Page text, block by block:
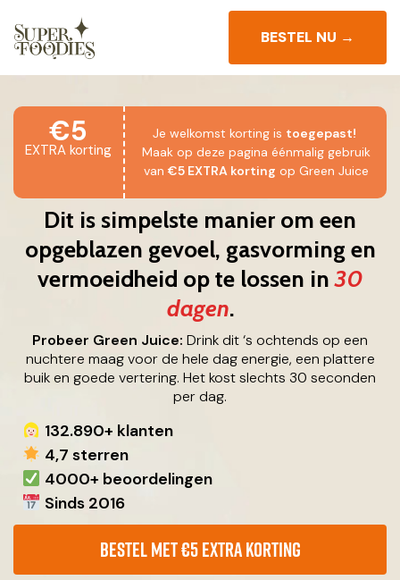
BESTEL NU →
€5
EXTRA korting
Je welkomst korting is toegepast!
Maak op deze pagina éénmalig gebruik
van €5 EXTRA korting op Green Juice
Dit is simpelste manier om een
opgeblazen gevoel, gasvorming en
vermoeidheid op te lossen in30
dagen.
Probeer Green Juice: Drink dit ‘s ochtends op een
nuchtere maag voor de hele dag energie, een plattere
buik en goede vertering. Het kost slechts 30 seconden
per dag.
132.890+ klanten
4,7 sterren
4000+ beoordelingen
Sinds 2016
Bestel met €5 extra korting